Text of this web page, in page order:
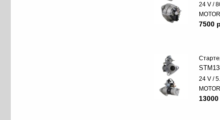
24 V /
7500
24 V /